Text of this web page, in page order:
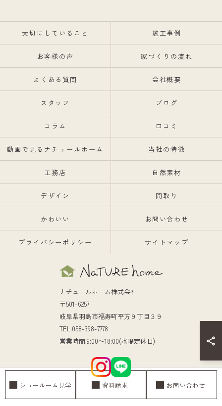
ショールーム見学 資料請求 お問い合わせ
大切にしていること 施工事例
お客様の声 家づくりの流れ
よくある質問 会社概要
スタッフ ブログ
コラム 口コミ
動画で見るナチュールホーム 当社の特徴
工務店 自然素材
デザイン 間取り
かわいい お問い合わせ
プライバシーポリシー サイトマップ
ナチュールホーム株式会社
〒501-6257
岐阜県羽島市福寿町平方９丁目３９
TEL.058-398-7778
営業時間.9:00～18:00(水曜定休日)
© 2026 岐阜の注文住宅ならナチュールホーム株式会社 ALL RIGHTS RESERVED.